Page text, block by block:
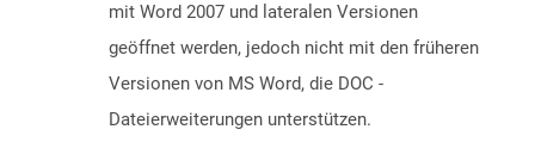
mit Word 2007 und lateralen Versionen
geöffnet werden, jedoch nicht mit den früheren
Versionen von MS Word, die DOC -
Dateierweiterungen unterstützen.